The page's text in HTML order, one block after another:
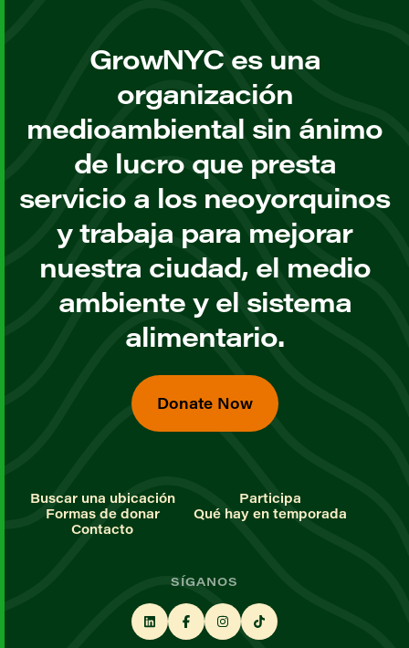
GrowNYC es una
organización
medioambiental sin ánimo
de lucro que presta
servicio a los neoyorquinos
y trabaja para mejorar
nuestra ciudad, el medio
ambiente y el sistema
alimentario.
Donate Now
Buscar una ubicación
Participa
Formas de donar
Qué hay en temporada
Contacto
SÍGANOS